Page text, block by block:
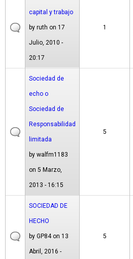
capital y trabajo
by ruth on 17
Julio, 2010 -
20:17
1
Sociedad de
echo o
Sociedad de
Responsabilidad
limitada
by walfm1183
on 5 Marzo,
2013 - 16:15
5
SOCIEDAD DE
HECHO
by GP84on 13
Abril, 2016 -
5